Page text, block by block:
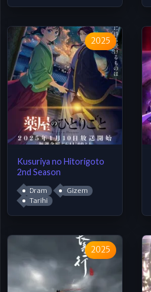
2025
Kusuriya no Hitorigoto
2nd Season
Dram
Gizem
Tarihi
2025